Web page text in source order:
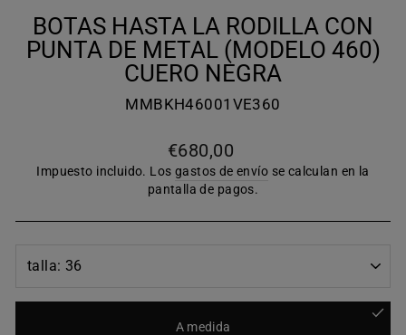
BOTAS HASTA LA RODILLA CON
PUNTA DE METAL (MODELO 460)
CUERO NEGRA
MMBKH46001VE360
Precio
habitual
€680,00
Impuesto incluido. Los gastos de envío se calculan en la
pantalla de pagos.
A medida